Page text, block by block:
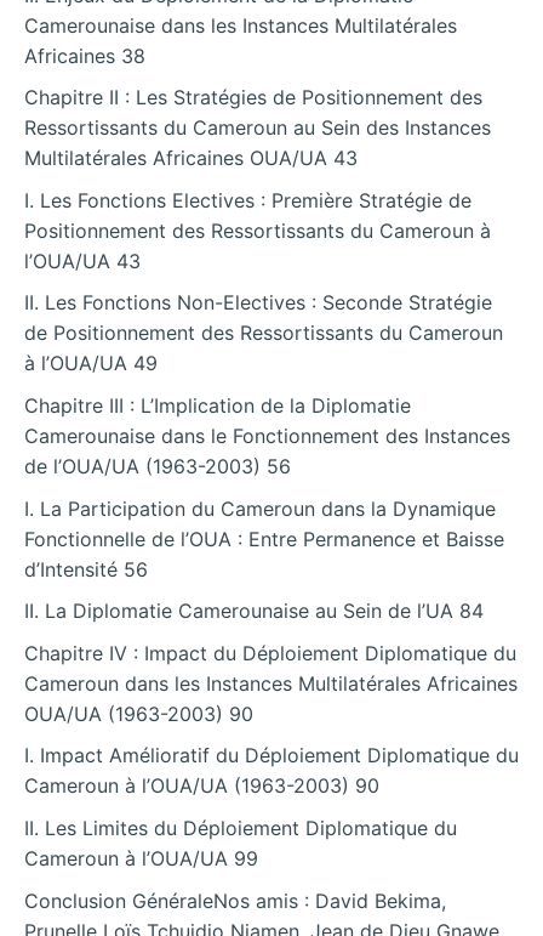
Camerounaise dans les Instances Multilatérales
Africaines 38
Chapitre II : Les Stratégies de Positionnement des
Ressortissants du Cameroun au Sein des Instances
Multilatérales Africaines OUA/UA 43
I. Les Fonctions Electives : Première Stratégie de
Positionnement des Ressortissants du Cameroun à
l’OUA/UA 43
II. Les Fonctions Non-Electives : Seconde Stratégie
de Positionnement des Ressortissants du Cameroun
à l’OUA/UA 49
Chapitre III : L’Implication de la Diplomatie
Camerounaise dans le Fonctionnement des Instances
de l’OUA/UA (1963-2003) 56
I. La Participation du Cameroun dans la Dynamique
Fonctionnelle de l’OUA : Entre Permanence et Baisse
d’Intensité 56
II. La Diplomatie Camerounaise au Sein de l’UA 84
Chapitre IV : Impact du Déploiement Diplomatique du
Cameroun dans les Instances Multilatérales Africaines
OUA/UA (1963-2003) 90
I. Impact Amélioratif du Déploiement Diplomatique du
Cameroun à l’OUA/UA (1963-2003) 90
II. Les Limites du Déploiement Diplomatique du
Cameroun à l’OUA/UA 99
Conclusion GénéraleNos amis : David Bekima,
Prunelle Loïs Tchuidjo Njamen, Jean de Dieu Gnawe